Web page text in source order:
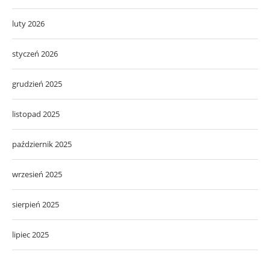
luty 2026
styczeń 2026
grudzień 2025
listopad 2025
październik 2025
wrzesień 2025
sierpień 2025
lipiec 2025